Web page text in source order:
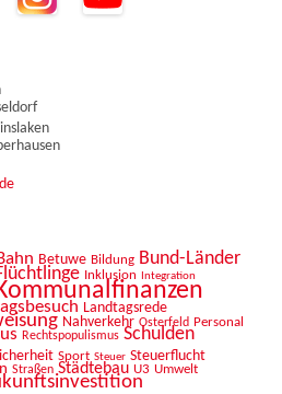
Betuwe Bildung Bund-Länder
Inklusion Integration
Landtagsrede
Nahverkehr Osterfeld Personal
Rechtspopulismus Schulden
Sport Steuer Steuerflucht
Straßen Städtebau U3 Umwelt